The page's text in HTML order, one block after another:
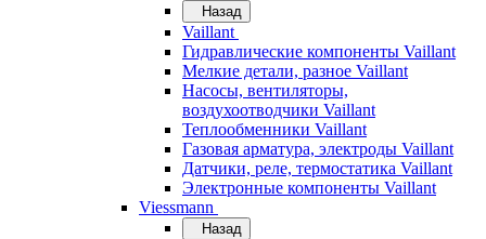
Назад
Vaillant
Гидравлические компоненты Vaillant
Мелкие детали, разное Vaillant
Насосы, вентиляторы,
воздухоотводчики Vaillant
Теплообменники Vaillant
Газовая арматура, электроды Vaillant
Датчики, реле, термостатика Vaillant
Электронные компоненты Vaillant
Viessmann
Назад